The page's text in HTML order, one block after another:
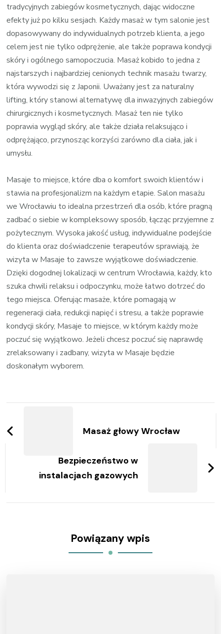
tradycyjnych zabiegów kosmetycznych, dając widoczne
efekty już po kilku sesjach. Każdy masaż w tym salonie jest
dopasowywany do indywidualnych potrzeb klienta, a jego
celem jest nie tylko odprężenie, ale także poprawa kondycji
skóry i ogólnego samopoczucia. Masaż kobido to jedna z
najstarszych i najbardziej cenionych technik masażu twarzy,
która wywodzi się z Japonii. Uważany jest za naturalny
lifting, który stanowi alternatywę dla inwazyjnych zabiegów
chirurgicznych i kosmetycznych. Masaż ten nie tylko
poprawia wygląd skóry, ale także działa relaksująco i
odprężająco, przynosząc korzyści zarówno dla ciała, jak i
umysłu.
Masaje to miejsce, które dba o komfort swoich klientów i
stawia na profesjonalizm na każdym etapie. Salon masażu
we Wrocławiu to idealna przestrzeń dla osób, które pragną
zadbać o siebie w kompleksowy sposób, łącząc przyjemne z
pożytecznym. Wysoka jakość usług, indywidualne podejście
do klienta oraz doświadczenie terapeutów sprawiają, że
wizyta w Masaje to zawsze wyjątkowe doświadczenie.
Dzięki dogodnej lokalizacji w centrum Wrocławia, każdy, kto
szuka chwili relaksu i odpoczynku, może łatwo dotrzeć do
tego miejsca. Oferując masaże, które pomagają w
regeneracji ciała, redukcji napięć i stresu, a także poprawie
kondycji skóry, Masaje to miejsce, w którym każdy może
poczuć się wyjątkowo. Jeżeli chcesz poczuć się naprawdę
zrelaksowany i zadbany, wizyta w Masaje będzie
doskonałym wyborem.
wpisy
Masaż głowy Wrocław
Bezpieczeństwo w
instalacjach gazowych
Powiązany wpis